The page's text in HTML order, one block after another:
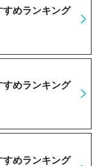
めランキング
めランキング
めランキング